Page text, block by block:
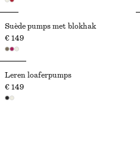
Suède pumps met blokhak
€ 149
Leren loaferpumps
€ 149